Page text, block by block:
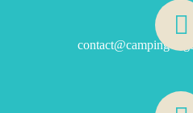
contact@camping-